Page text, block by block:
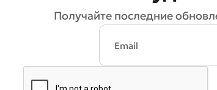
Получайте последние